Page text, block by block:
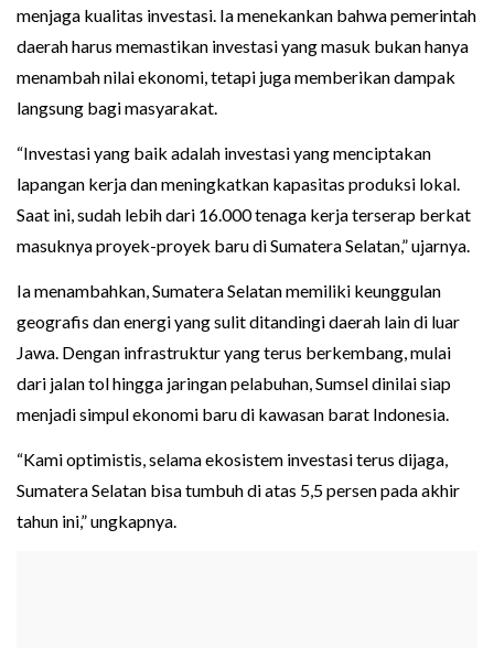
menjaga kualitas investasi. Ia menekankan bahwa pemerintah
daerah harus memastikan investasi yang masuk bukan hanya
menambah nilai ekonomi, tetapi juga memberikan dampak
langsung bagi masyarakat.
“Investasi yang baik adalah investasi yang menciptakan
lapangan kerja dan meningkatkan kapasitas produksi lokal.
Saat ini, sudah lebih dari 16.000 tenaga kerja terserap berkat
masuknya proyek-proyek baru di Sumatera Selatan,” ujarnya.
Ia menambahkan, Sumatera Selatan memiliki keunggulan
geografis dan energi yang sulit ditandingi daerah lain di luar
Jawa. Dengan infrastruktur yang terus berkembang, mulai
dari jalan tol hingga jaringan pelabuhan, Sumsel dinilai siap
menjadi simpul ekonomi baru di kawasan barat Indonesia.
“Kami optimistis, selama ekosistem investasi terus dijaga,
Sumatera Selatan bisa tumbuh di atas 5,5 persen pada akhir
tahun ini,” ungkapnya.